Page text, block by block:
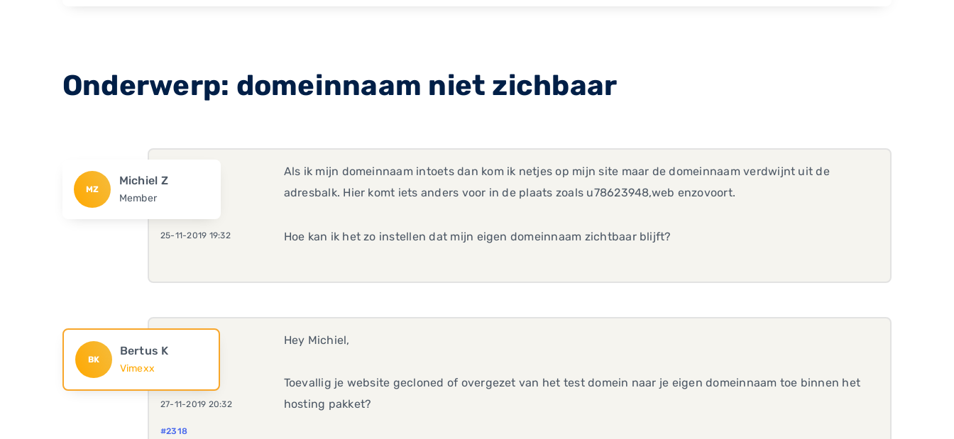
Onderwerp: domeinnaam niet zichbaar
MZ
Michiel Z
Member
25-11-2019 19:32
Als ik mijn domeinnaam intoets dan kom ik netjes op mijn site maar de domeinnaam verdwijnt uit de
adresbalk. Hier komt iets anders voor in de plaats zoals u78623948,web enzovoort.
Hoe kan ik het zo instellen dat mijn eigen domeinnaam zichtbaar blijft?
BK
Bertus K
Vimexx
27-11-2019 20:32
#2318
Hey Michiel,
Toevallig je website gecloned of overgezet van het test domein naar je eigen domeinnaam toe binnen het
hosting pakket?